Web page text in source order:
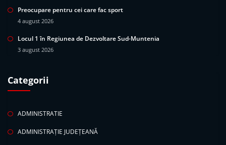
Preocupare pentru cei care fac sport
4 august 2026
Locul 1 în Regiunea de Dezvoltare Sud-Muntenia
3 august 2026
Categorii
ADMINISTRATIE
ADMINISTRAȚIE JUDEȚEANĂ